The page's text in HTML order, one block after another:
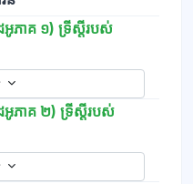
អូភាគ ១) ទ្រីស្ដីរបស់
អូភាគ ២) ទ្រីស្ដីរបស់